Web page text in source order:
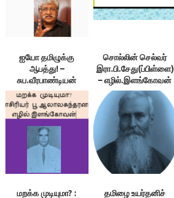
ஐயோ தமிழுக்கு
ஆபத்து! –
சுப.வீரபாண்டியன்
சொல்லின் செல்வர்
இரா.பி.சேது(ப்பிள்ளை)
– எழில்.இளங்கோவன்
மறக்க முடியுமா? : தமிழை உயர்தனிச்